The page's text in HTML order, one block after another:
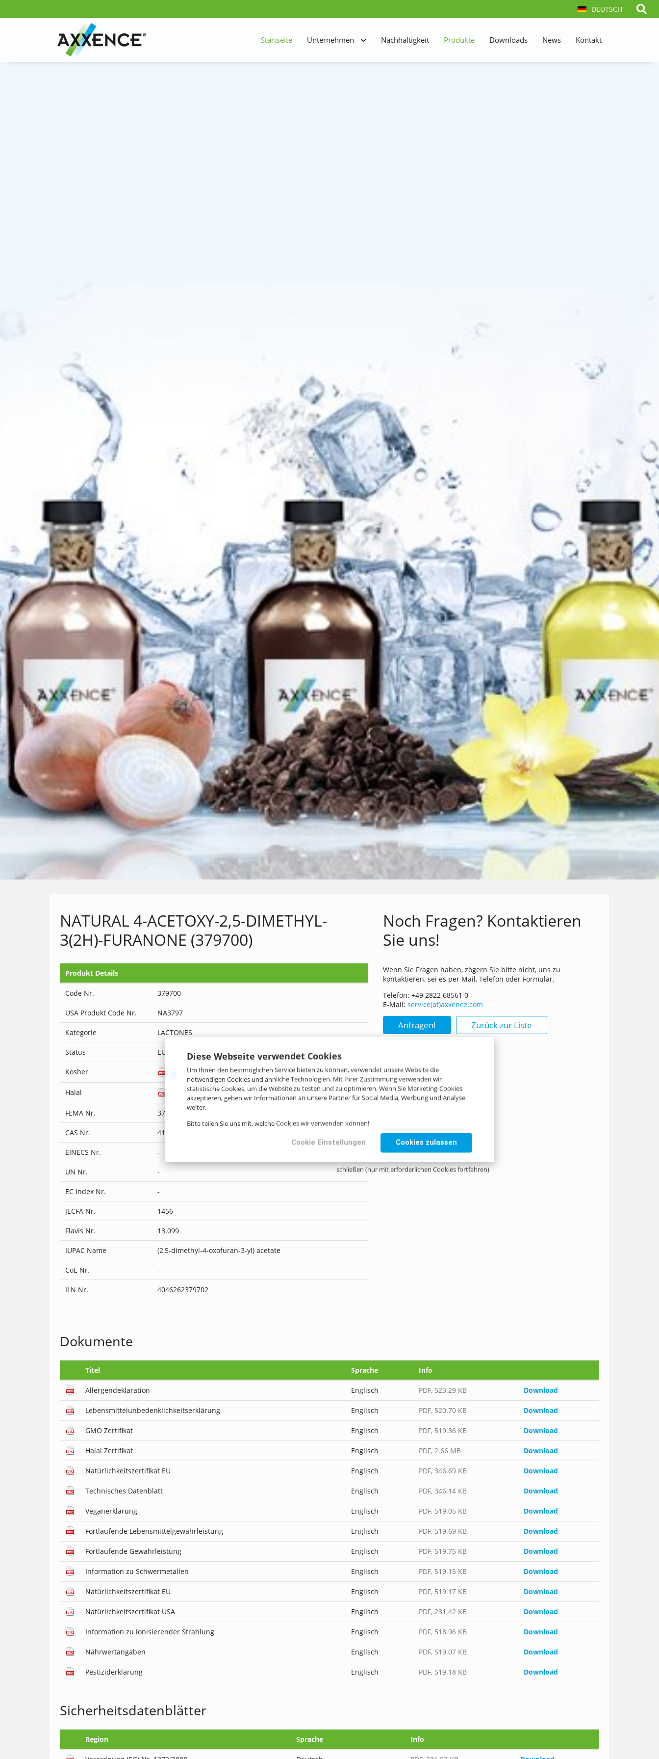
Diese Webseite verwendet Cookies
Um Ihnen den bestmöglichen Service bieten zu können, verwendet unsere Website die
notwendigen Cookies und ähnliche Technologien. Mit Ihrer Zustimmung verwenden wir
statistische Cookies, um die Website zu testen und zu optimieren. Wenn Sie Marketing-Cookies
akzeptieren, geben wir Informationen an unsere Partner für Social Media, Werbung und Analyse
weiter.
Bitte teilen Sie uns mit, welche Cookies wir verwenden können!
Cookie Einstellungen Cookies zulassen
schließen (nur mit erforderlichen Cookies fortfahren)
DEUTSCH
Startseite Unternehmen Nachhaltigkeit Produkte Downloads News Kontakt
NATURAL 4-ACETOXY-2,5-DIMETHYL-
3(2H)-FURANONE (379700)
Produkt Details
Code Nr. 379700
USA Produkt Code Nr. NA3797
Kategorie LACTONES
Status EU Natural
Kosher
Halal
FEMA Nr. 3797
CAS Nr. 4166-20-5
EINECS Nr. -
UN Nr. -
EC Index Nr. -
JECFA Nr. 1456
Flavis Nr. 13.099
IUPAC Name (2,5-dimethyl-4-oxofuran-3-yl) acetate
CoE Nr. -
ILN Nr. 4046262379702
Noch Fragen? Kontaktieren
Sie uns!
Wenn Sie Fragen haben, zögern Sie bitte nicht, uns zu
kontaktieren, sei es per Mail, Telefon oder Formular.
Telefon: +49 2822 68561 0
E-Mail:service(at)axxence.com
Anfragen! Zurück zur Liste
Dokumente
Titel Sprache Info
Allergendeklaration Englisch PDF, 523.29 KB Download
Lebensmittelunbedenklichkeitserklärung Englisch PDF, 520.70 KB Download
GMO Zertifikat Englisch PDF, 519.36 KB Download
Halal Zertifikat Englisch PDF, 2.66 MB Download
Natürlichkeitszertifikat EU Englisch PDF, 346.69 KB Download
Technisches Datenblatt Englisch PDF, 346.14 KB Download
Veganerklärung Englisch PDF, 519.05 KB Download
Fortlaufende Lebensmittelgewährleistung Englisch PDF, 519.69 KB Download
Fortlaufende Gewährleistung Englisch PDF, 519.75 KB Download
Information zu Schwermetallen Englisch PDF, 519.15 KB Download
Natürlichkeitszertifikat EU Englisch PDF, 519.17 KB Download
Natürlichkeitszertifikat USA Englisch PDF, 231.42 KB Download
Information zu ionisierender Strahlung Englisch PDF, 518.96 KB Download
Nährwertangaben Englisch PDF, 519.07 KB Download
Pestiziderklärung Englisch PDF, 519.18 KB Download
Sicherheitsdatenblätter
Region Sprache Info